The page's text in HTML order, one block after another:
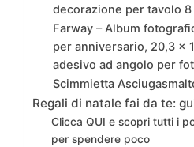
decorazione per tavolo 8
Farway – Album
per anniversario, 20,3 x
adesivo ad angolo per
Scimmietta
Regali di natale fai da te:
Clicca QUI e scopri tutti i
per spendere poco